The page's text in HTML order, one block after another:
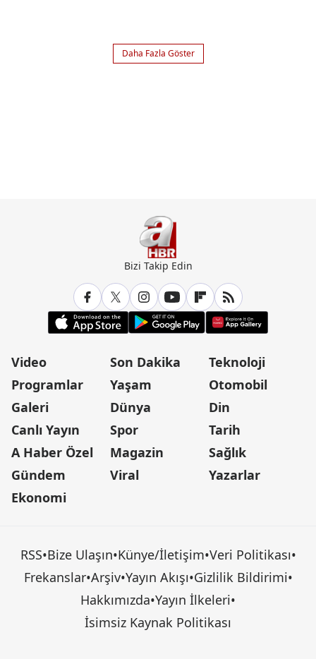
Daha Fazla Göster
Bizi Takip Edin
Video
Programlar
Galeri
Canlı Yayın
A Haber Özel
Gündem
Ekonomi
Son Dakika
Yaşam
Dünya
Spor
Magazin
Viral
Teknoloji
Otomobil
Din
Tarih
Sağlık
Yazarlar
RSS•Bize Ulaşın•Künye/İletişim•Veri Politikası•
Frekanslar•Arşiv•Yayın Akışı•Gizlilik Bildirimi•
Hakkımızda•Yayın İlkeleri•
İsimsiz Kaynak Politikası